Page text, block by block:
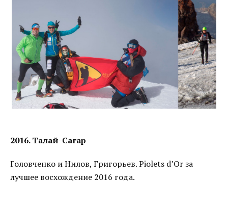
2016. Талай-Сагар
Головченко и Нилов, Григорьев. Piolets d’Or за
лучшее восхождение 2016 года.